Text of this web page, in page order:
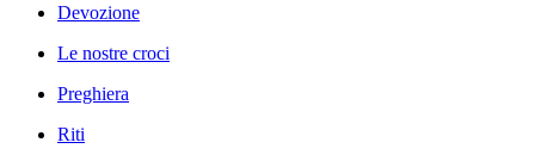
Devozione
Le nostre croci
Preghiera
Riti